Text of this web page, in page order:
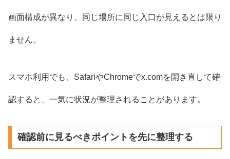
画面構成が異なり、同じ場所に同じ入口が見えるとは限り
ません。
スマホ利用でも、SafariやChromeでx.comを開き直して確
認すると、一気に状況が整理されることがあります。
確認前に見るべきポイントを先に整理する